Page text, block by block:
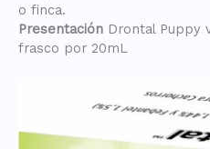
o finca.
Presentación Drontal Puppy
frasco por 20mL